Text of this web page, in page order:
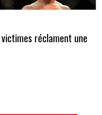
réclament une